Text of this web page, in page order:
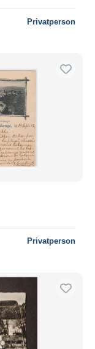
Privatperson
Privatperson